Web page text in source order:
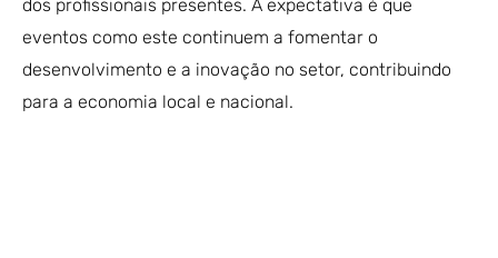
dos profissionais presentes. A expectativa é que
eventos como este continuem a fomentar o
desenvolvimento e a inovação no setor, contribuindo
para a economia local e nacional.